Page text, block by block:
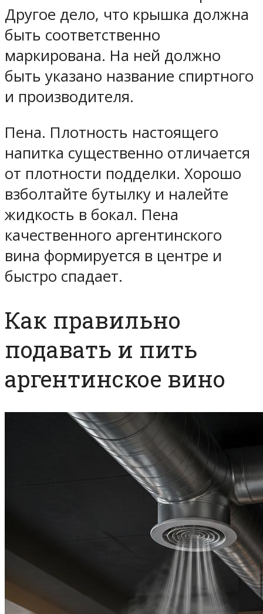
Другое дело, что крышка должна
быть соответственно
маркирована. На ней должно
быть указано название спиртного
и производителя.
Пена. Плотность настоящего
напитка существенно отличается
от плотности подделки. Хорошо
взболтайте бутылку и налейте
жидкость в бокал. Пена
качественного аргентинского
вина формируется в центре и
быстро спадает.
Как правильно
подавать и пить
аргентинское вино